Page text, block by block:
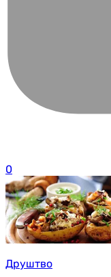
0
Друштво